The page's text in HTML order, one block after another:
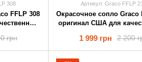
308
FFLP 308
грн
Артикул: Graco FFLP
Окрасочное cопло Graco
оригинал США для
2 200
1 999 грн